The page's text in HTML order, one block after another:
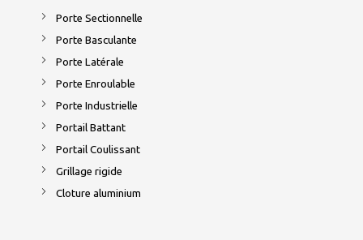
Porte Sectionnelle
Porte Basculante
Porte Latérale
Porte Enroulable
Porte Industrielle
Portail Battant
Portail Coulissant
Grillage rigide
Cloture aluminium